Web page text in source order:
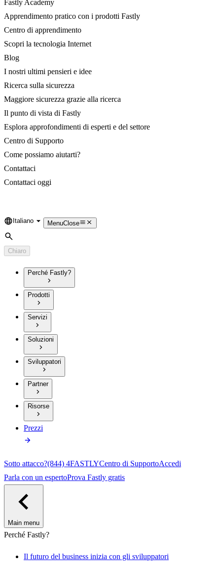
Fastly Academy
Apprendimento pratico con i prodotti Fastly
Centro di apprendimento
Scopri la tecnologia Internet
Blog
I nostri ultimi pensieri e idee
Ricerca sulla sicurezza
Maggiore sicurezza grazie alla ricerca
Il punto di vista di Fastly
Esplora approfondimenti di esperti e del settore
Centro di Supporto
Come possiamo aiutarti?
Contattaci
Contattaci oggi
Language
Italiano MenuClose
Cerca
Chiaro
Perché Fastly?
Prodotti
Servizi
Soluzioni
Sviluppatori
Partner
Risorse
Prezzi
Sotto attacco?(844) 4FASTLYCentro di SupportoAccedi
Parla con un espertoProva Fastly gratis
Main menu
Perché Fastly?
Il futuro del business inizia con gli sviluppatori